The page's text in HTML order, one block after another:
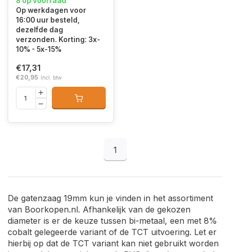
Op werkdagen voor
16:00 uur besteld,
dezelfde dag
verzonden. Korting: 3x-
10% - 5x-15%
€17,31
€20,95 Incl. btw
1
De gatenzaag 19mm kun je vinden in het assortiment
van Boorkopen.nl. Afhankelijk van de gekozen
diameter is er de keuze tussen bi-metaal, een met 8%
cobalt gelegeerde variant of de TCT uitvoering. Let er
hierbij op dat de TCT variant kan niet gebruikt worden